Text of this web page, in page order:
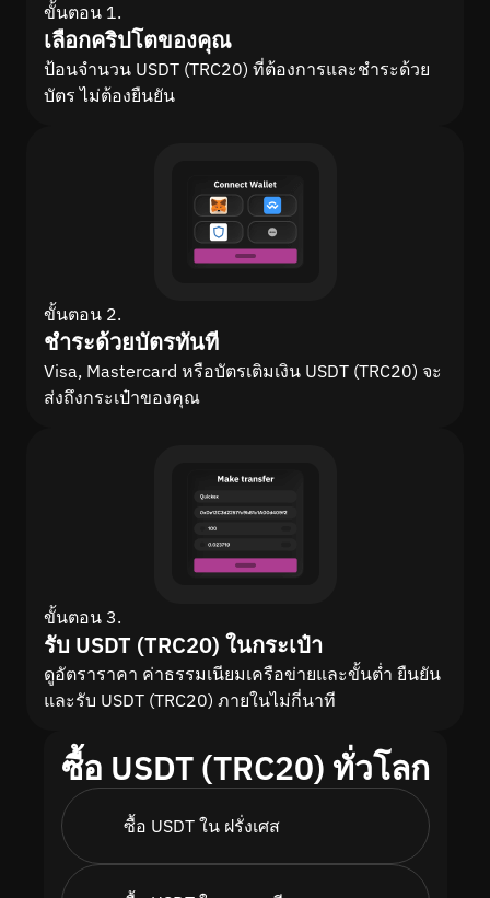
ขั้นตอน 1.
เลือกคริปโตของคุณ
ป้อนจำนวน USDT (TRC20) ที่ต้องการและชำระด้วย
บัตร ไม่ต้องยืนยัน
ขั้นตอน 2.
ชำระด้วยบัตรทันที
Visa, Mastercard หรือบัตรเติมเงิน USDT (TRC20) จะ
ส่งถึงกระเป๋าของคุณ
ขั้นตอน 3.
รับ USDT (TRC20) ในกระเป๋า
ดูอัตราราคา ค่าธรรมเนียมเครือข่ายและขั้นต่ำ ยืนยัน
และรับ USDT (TRC20) ภายในไม่กี่นาที
ซื้อ USDT (TRC20) ทั่วโลก
ซื้อ USDT ใน ฝรั่งเศส